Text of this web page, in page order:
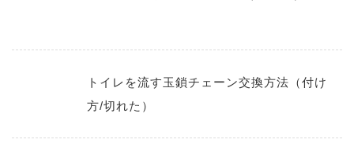
トイレを流す玉鎖チェーン交換方法（付け
方/切れた）